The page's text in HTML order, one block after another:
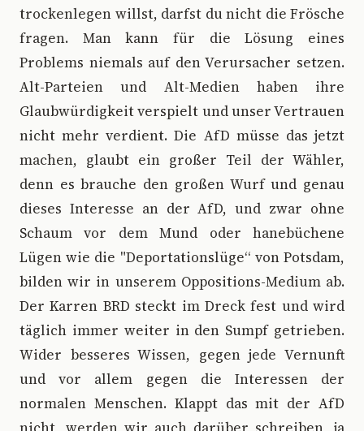
trockenlegen willst, darfst du nicht die Frösche
fragen. Man kann für die Lösung eines
Problems niemals auf den Verursacher setzen.
Alt-Parteien und Alt-Medien haben ihre
Glaubwürdigkeit verspielt und unser Vertrauen
nicht mehr verdient. Die AfD müsse das jetzt
machen, glaubt ein großer Teil der Wähler,
denn es brauche den großen Wurf und genau
dieses Interesse an der AfD, und zwar ohne
Schaum vor dem Mund oder hanebüchene
Lügen wie die "Deportationslüge“ von Potsdam,
bilden wir in unserem Oppositions-Medium ab.
Der Karren BRD steckt im Dreck fest und wird
täglich immer weiter in den Sumpf getrieben.
Wider besseres Wissen, gegen jede Vernunft
und vor allem gegen die Interessen der
normalen Menschen. Klappt das mit der AfD